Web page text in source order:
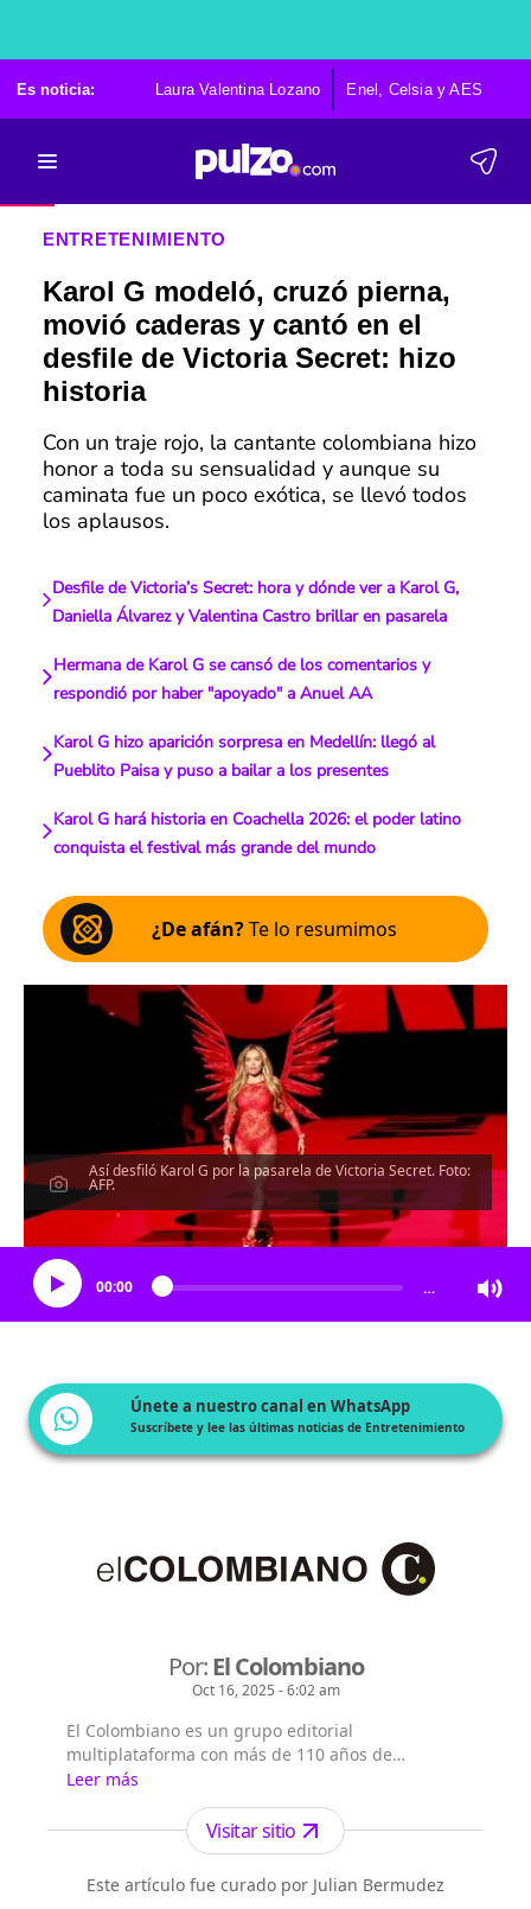
Es noticia: Laura Valentina Lozano Enel, Celsia y AES
ENTRETENIMIENTO
Karol G modeló, cruzó pierna,
movió caderas y cantó en el
desfile de Victoria Secret: hizo
historia
Con un traje rojo, la cantante colombiana hizo
honor a toda su sensualidad y aunque su
caminata fue un poco exótica, se llevó todos
los aplausos.
Desfile de Victoria’s Secret: hora y dónde ver a Karol G,
Daniella Álvarez y Valentina Castro brillar en pasarela
Hermana de Karol G se cansó de los comentarios y
respondió por haber "apoyado" a Anuel AA
Karol G hizo aparición sorpresa en Medellín: llegó al
Pueblito Paisa y puso a bailar a los presentes
Karol G hará historia en Coachella 2026: el poder latino
conquista el festival más grande del mundo
¿De afán?Te lo resumimos
Así desfiló Karol G por la pasarela de Victoria Secret. Foto:
AFP.
Escucha el artículo
00:00 …
Únete a nuestro canal en WhatsApp
Suscríbete y lee las últimas noticias de Entretenimiento
Por:El Colombiano
Oct 16, 2025 - 6:02 am
El Colombiano es un grupo editorial
multiplataforma con más de 110 años de
existencia. Nació en la ciudad de Medellín en
Antioquia. Fundado el 6 de febrero de 1912 por
Francisco de Paula Pérez, se ha especializado en
la investigación y generación de contenidos
periodísticos para diferentes plataformas en las
que provee a las audiencias de piezas mult...
Leer más
Visitar sitio
Este artículo fue curado por Julian Bermudez